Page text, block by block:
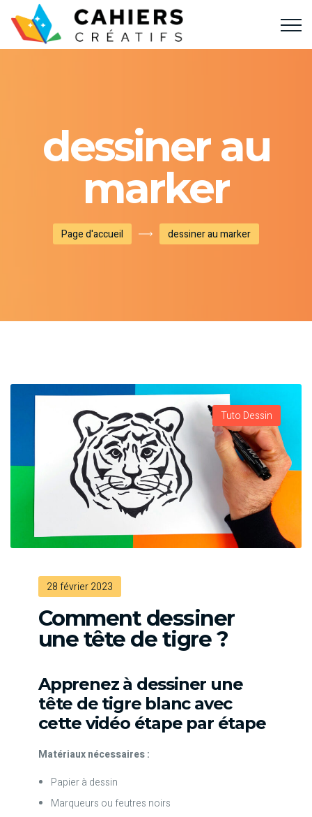
dessiner au
marker
Page d'accueil dessiner au marker
Tuto Dessin
28 février 2023
Comment dessiner
une tête de tigre ?
Apprenez à dessiner une
tête de tigre blanc avec
cette vidéo étape par étape
Matériaux nécessaires :
Papier à dessin
Marqueurs ou feutres noirs